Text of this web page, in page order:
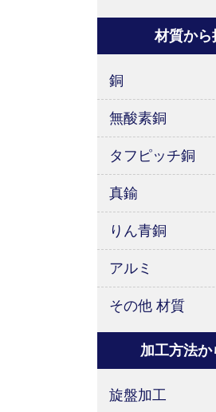
材質から
銅
無酸素銅
タフピッチ銅
真鍮
りん青銅
アルミ
その他 材質
加工方法か
旋盤加工